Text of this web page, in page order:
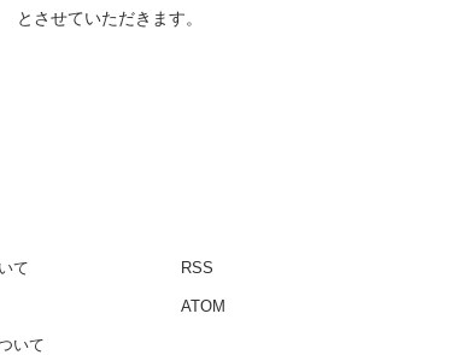
とさせていただきます。
て
いて
RSS
ATOM